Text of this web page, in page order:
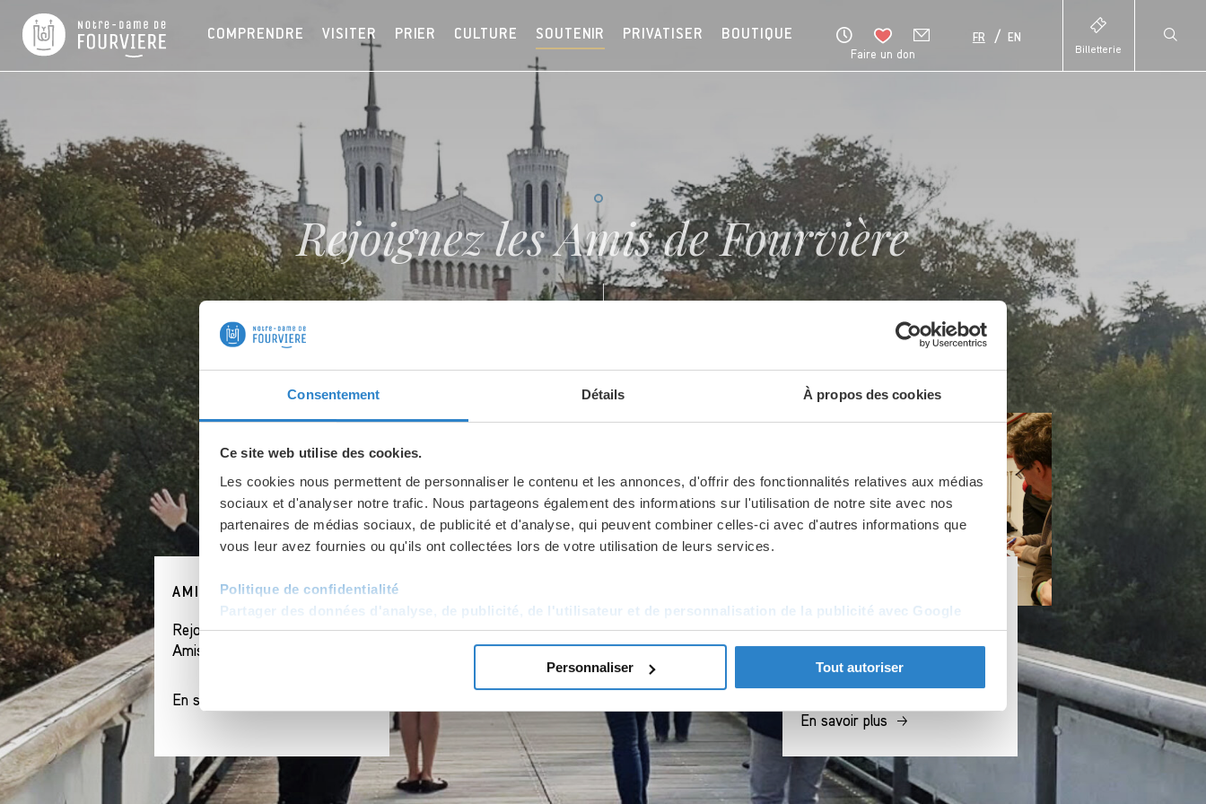
Consentement Détails À propos des cookies
Ce site web utilise des cookies.
Les cookies nous permettent de personnaliser le contenu et les annonces, d'offrir des fonctionnalités relatives aux médias
sociaux et d'analyser notre trafic. Nous partageons également des informations sur l'utilisation de notre site avec nos
partenaires de médias sociaux, de publicité et d'analyse, qui peuvent combiner celles-ci avec d'autres informations que
vous leur avez fournies ou qu'ils ont collectées lors de votre utilisation de leurs services.
Politique de confidentialité
Partager des données d'analyse, de publicité, de l'utilisateur et de personnalisation de la publicité avec Google
Personnaliser Tout autoriser
COMPRENDRE VISITER PRIER CULTURE SOUTENIR PRIVATISER
BOUTIQUE
Faire un don
FR EN
Billetterie
Rejoignez les Amis de Fourvière
AMIS DU MUSÉE
Rejoignez l'association des
Amis du musée de Fourvière.
En savoir plus
Créé en 2015, les Amis de
Fourvière sont les premiers
ambassadeurs du site. En…
En savoir plus